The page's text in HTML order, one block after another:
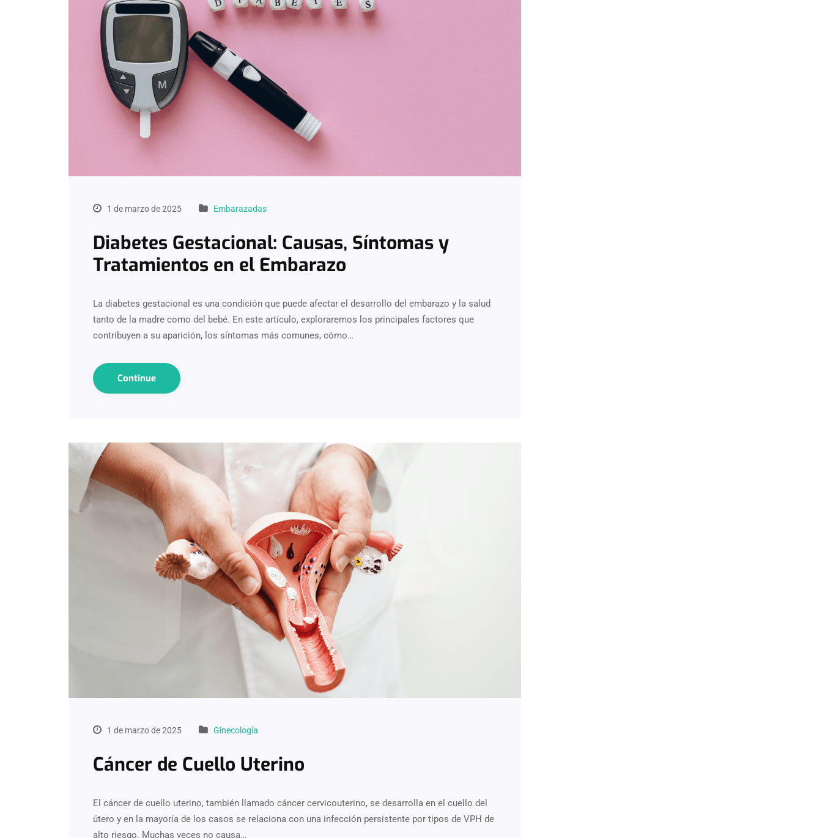
1 de marzo de 2025 Embarazadas
Diabetes Gestacional: Causas, Síntomas y
Tratamientos en el Embarazo
La diabetes gestacional es una condición que puede afectar el desarrollo del embarazo y la salud
tanto de la madre como del bebé. En este artículo, exploraremos los principales factores que
contribuyen a su aparición, los síntomas más comunes, cómo…
Continue
1 de marzo de 2025 Ginecología
Cáncer de Cuello Uterino
El cáncer de cuello uterino, también llamado cáncer cervicouterino, se desarrolla en el cuello del
útero y en la mayoría de los casos se relaciona con una infección persistente por tipos de VPH de
alto riesgo. Muchas veces no causa…